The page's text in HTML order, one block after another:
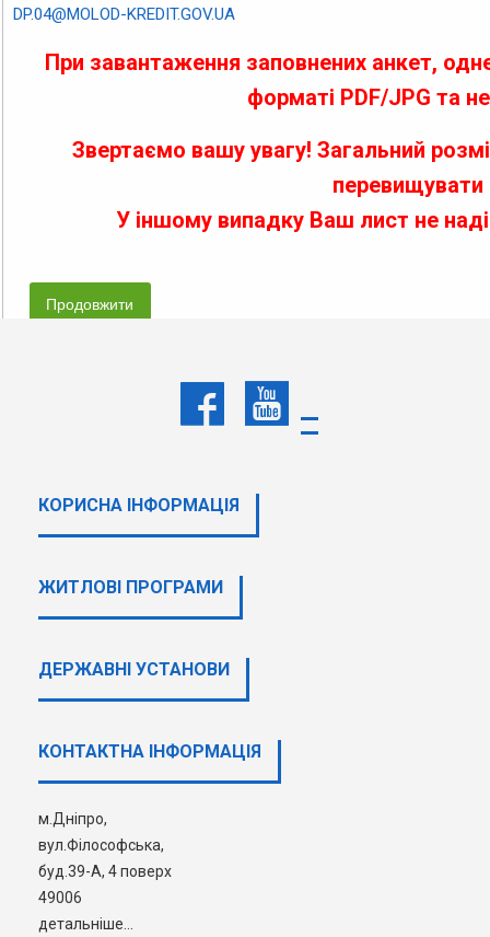
DP.04@MOLOD-KREDIT.GOV.UA
При завантаження заповнених анкет,
форматі PDF/JPG та
Звертаємо вашу увагу! Загальний
У іншому випадку Ваш лист не
Продовжити
КОРИСНА ІНФОРМАЦІЯ
ЖИТЛОВІ ПРОГРАМИ
ДЕРЖАВНI УСТАНОВИ
КОНТАКТНА ІНФОРМАЦІЯ
м.Дніпро,
вул.Філософська,
буд.39-А, 4 поверх
49006
детальніше...